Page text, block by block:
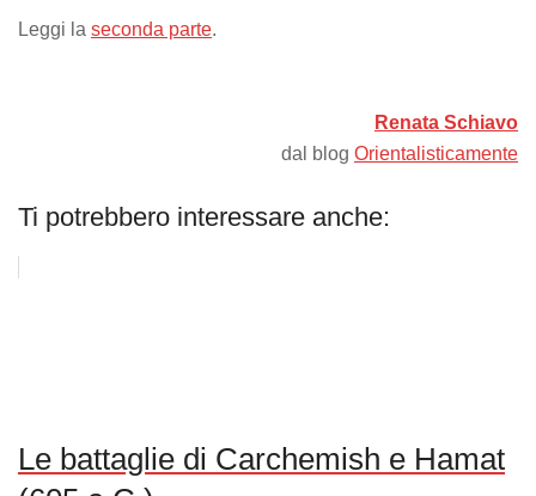
Leggi la seconda parte.
Renata Schiavo
dal blog Orientalisticamente
Ti potrebbero interessare anche:
Le battaglie di Carchemish e Hamat